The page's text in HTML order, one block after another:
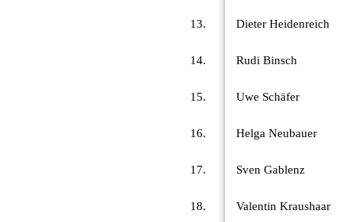
13. Dieter Heidenreich
14. Rudi Binsch
15. Uwe Schäfer
16. Helga Neubauer
17. Sven Gablenz
18. Valentin Kraushaar